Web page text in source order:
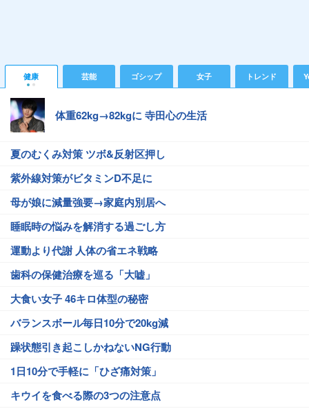
健康 芸能 ゴシップ 女子 トレンド
体重62kg→82kgに 寺田心の生活
夏のむくみ対策 ツボ&反射区押し
紫外線対策がビタミンD不足に
母が娘に減量強要→家庭内別居へ
睡眠時の悩みを解消する過ごし方
運動より代謝 人体の省エネ戦略
歯科の保健治療を巡る「大嘘」
大食い女子 46キロ体型の秘密
バランスボール毎日10分で20kg減
躁状態引き起こしかねないNG行動
1日10分で手軽に「ひざ痛対策」
キウイを食べる際の3つの注意点